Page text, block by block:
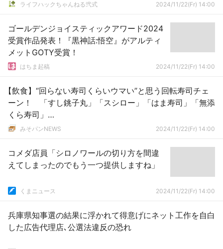
ライフハックちゃんねる弐式 2024/11/22(Fr) 14:00
ゴールデンジョイスティックアワード2024
受賞作品発表！『黒神話:悟空』がアルティ
メットGOTY受賞！
はちま起稿 2024/11/22(Fr) 14:00
【飲食】“回らない寿司くらいウマい”と思う回転寿司チェ
ーン！ 「すし銚子丸」「スシロー」「はま寿司」「無添
くら寿司」…
みそパンNEWS 2024/11/22(Fr) 14:00
コメダ店員「シロノワールの切り方を間違
えてしまったのでもう一つ提供しますね」
くまニュース 2024/11/22(Fr) 14:00
兵庫県知事選の結果に浮かれて得意げにネット工作を自白
した広告代理店､公選法違反の恐れ